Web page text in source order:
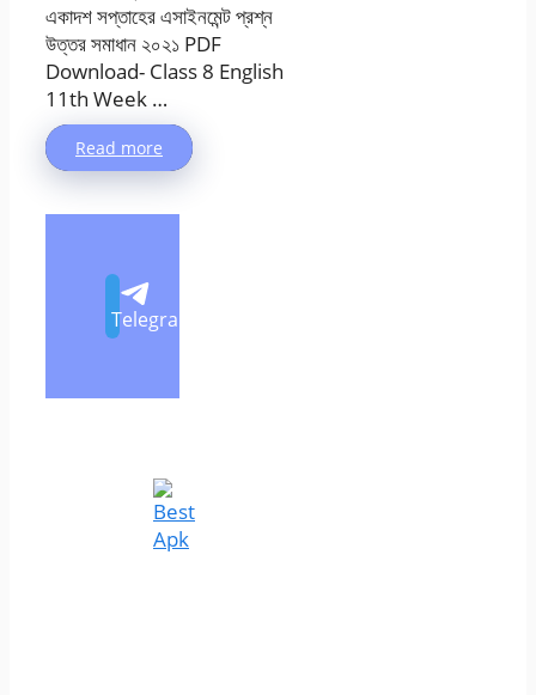
একাদশ সপ্তাহের এসাইনমেন্ট প্রশ্ন
উত্তর সমাধান ২০২১ PDF
Download- Class 8 English
11th Week …
Read more
Telegram